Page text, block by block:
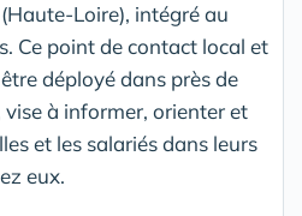
Loire), intégré au
Ce point de contact local et
déployé dans près de
à informer, orienter et
et les salariés dans leurs
eux.